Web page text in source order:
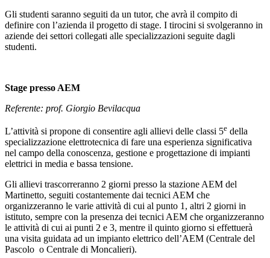
Gli studenti saranno seguiti da un tutor, che avrà il compito di
definire con l’azienda il progetto di stage. I tirocini si svolgeranno in
aziende dei settori collegati alle specializzazioni seguite dagli
studenti.
Stage presso AEM
Referente: prof. Giorgio Bevilacqua
L’attività si propone di consentire agli allievi delle classi 5e della
specializzazione elettrotecnica di fare una esperienza significativa
nel campo della conoscenza, gestione e progettazione di impianti
elettrici in media e bassa tensione.
Gli allievi trascorreranno 2 giorni presso la stazione AEM del
Martinetto, seguiti costantemente dai tecnici AEM che
organizzeranno le varie attività di cui al punto 1, altri 2 giorni in
istituto, sempre con la presenza dei tecnici AEM che organizzeranno
le attività di cui ai punti 2 e 3, mentre il quinto giorno si effettuerà
una visita guidata ad un impianto elettrico dell’AEM (Centrale del
Pascolo o Centrale di Moncalieri).